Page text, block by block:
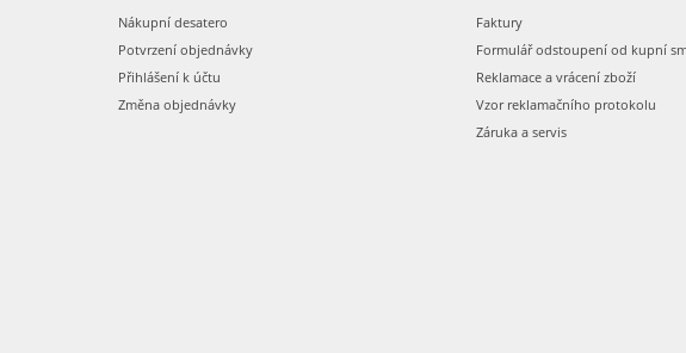
Nákupní desatero
Potvrzení objednávky
Přihlášení k účtu
Změna objednávky
Faktury
Formulář odstoupení od kupní
Reklamace a vrácení zboží
Vzor reklamačního protokolu
Záruka a servis